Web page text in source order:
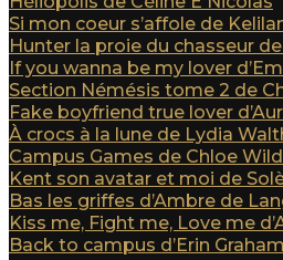
Si mon coeur s’affole de
Hunter la proie du chasseur
If you wanna be my lover
Section Némésis tome 2 de
Fake boyfriend true lover
À crocs à la lune de Lydia
Campus Games de Chloe
Kent son avatar et moi de
Bas les griffes d’Ambre de
Kiss me, Fight me, Love me
Back to campus d’Erin Graham